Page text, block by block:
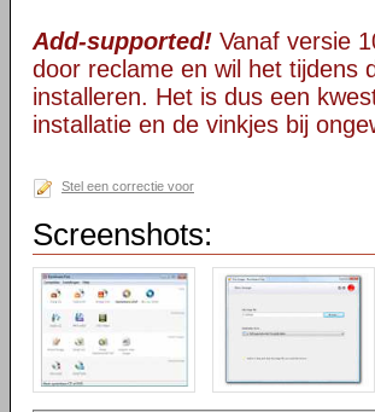
Add-supported! Vanaf versie
door reclame en wil het tijdens
installeren. Het is dus een
installatie en de vinkjes bij
Stel een correctie voor
Screenshots: